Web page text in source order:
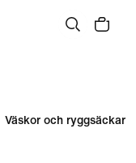
Väskor och ryggsäckar